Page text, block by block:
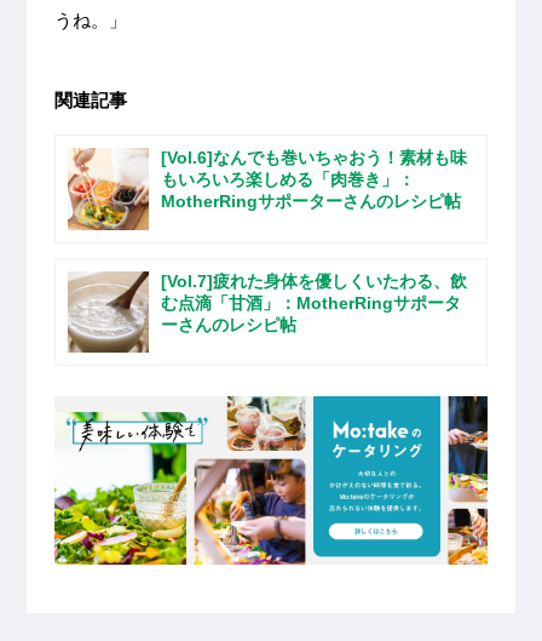
うね。」
関連記事
[Vol.6]なんでも巻いちゃおう！素材も味
もいろいろ楽しめる「肉巻き」：
MotherRingサポーターさんのレシピ帖
[Vol.7]疲れた身体を優しくいたわる、飲
む点滴「甘酒」：MotherRingサポータ
ーさんのレシピ帖